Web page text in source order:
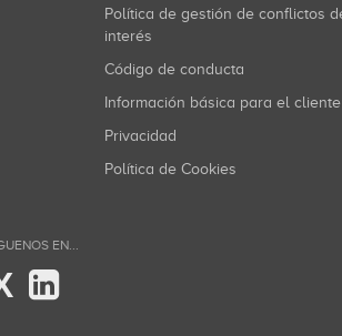
Política de gestión de conflictos de
interés
Código de conducta
Información básica para el cliente
Privacidad
Política de Cookies
EN...